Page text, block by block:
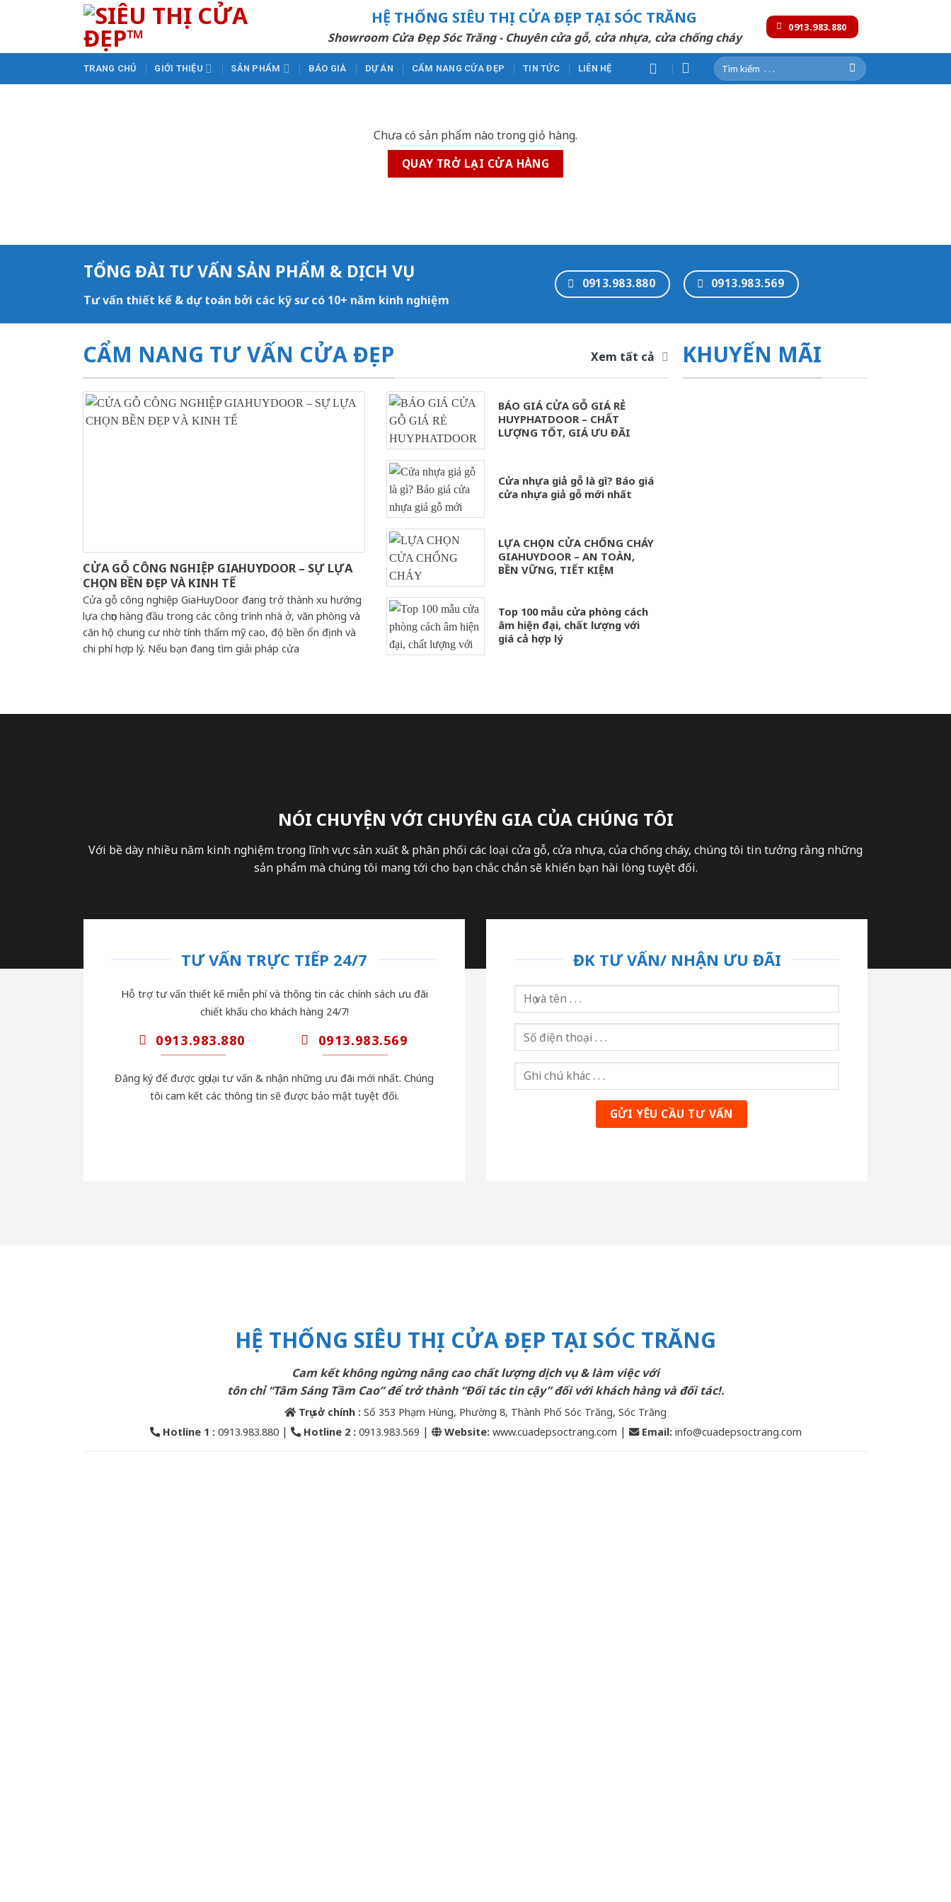
HỆ THỐNG SIÊU THỊ CỬA ĐẸP TẠI SÓC TRĂNG
Showroom Cửa Đẹp Sóc Trăng - Chuyên cửa gỗ, cửa nhựa, cửa chống cháy
0913.983.880
TRANG CHỦ GIỚI THIỆU SẢN PHẨM BÁO GIÁ DỰ ÁN CẨM NANG CỬA ĐẸP TIN TỨC LIÊN HỆ
Tìm
kiếm:
Chưa có sản phẩm nào trong giỏ hàng.
QUAY TRỞ LẠI CỬA HÀNG
TỔNG ĐÀI TƯ VẤN SẢN PHẨM & DỊCH VỤ
Tư vấn thiết kế & dự toán bởi các kỹ sư có 10+ năm kinh nghiệm
0913.983.880 0913.983.569
CẨM NANG TƯ VẤN CỬA ĐẸP Xem tất cả
CỬA GỖ CÔNG NGHIỆP GIAHUYDOOR – SỰ LỰA
CHỌN BỀN ĐẸP VÀ KINH TẾ
Cửa gỗ công nghiệp GiaHuyDoor đang trở thành xu hướng
lựa chọn hàng đầu trong các công trình nhà ở, văn phòng và
căn hộ chung cư nhờ tính thẩm mỹ cao, độ bền ổn định và
chi phí hợp lý. Nếu bạn đang tìm giải pháp cửa
BÁO GIÁ CỬA GỖ GIÁ RẺ
HUYPHATDOOR – CHẤT
LƯỢNG TỐT, GIÁ ƯU ĐÃI
Cửa nhựa giả gỗ là gì? Báo giá
cửa nhựa giả gỗ mới nhất
LỰA CHỌN CỬA CHỐNG CHÁY
GIAHUYDOOR – AN TOÀN,
BỀN VỮNG, TIẾT KIỆM
Top 100 mẫu cửa phòng cách
âm hiện đại, chất lượng với
giá cả hợp lý
KHUYẾN MÃI
NÓI CHUYỆN VỚI CHUYÊN GIA CỦA CHÚNG TÔI
Với bề dày nhiều năm kinh nghiệm trong lĩnh vực sản xuất & phân phối các loại cửa gỗ, cửa nhựa, của chống cháy, chúng tôi tin tưởng rằng những
sản phẩm mà chúng tôi mang tới cho bạn chắc chắn sẽ khiến bạn hài lòng tuyệt đối.
TƯ VẤN TRỰC TIẾP 24/7
Hỗ trợ tư vấn thiết kế miễn phí và thông tin các chính sách ưu đãi
chiết khấu cho khách hàng 24/7!
0913.983.880 0913.983.569
Đăng ký để được gọi lại tư vấn & nhận những ưu đãi mới nhất. Chúng
tôi cam kết các thông tin sẽ được bảo mật tuyệt đối.
ĐK TƯ VẤN/ NHẬN ƯU ĐÃI
HỆ THỐNG SIÊU THỊ CỬA ĐẸP TẠI SÓC TRĂNG
Cam kết không ngừng nâng cao chất lượng dịch vụ & làm việc với
tôn chỉ “Tâm Sáng Tầm Cao” để trở thành “Đối tác tin cậy” đối với khách hàng và đối tác!.
Trụ sở chính : Số 353 Phạm Hùng, Phường 8, Thành Phố Sóc Trăng, Sóc Trăng
Hotline 1 : 0913.983.880| Hotline 2 : 0913.983.569 | Website: www.cuadepsoctrang.com | Email: info@cuadepsoctrang.com